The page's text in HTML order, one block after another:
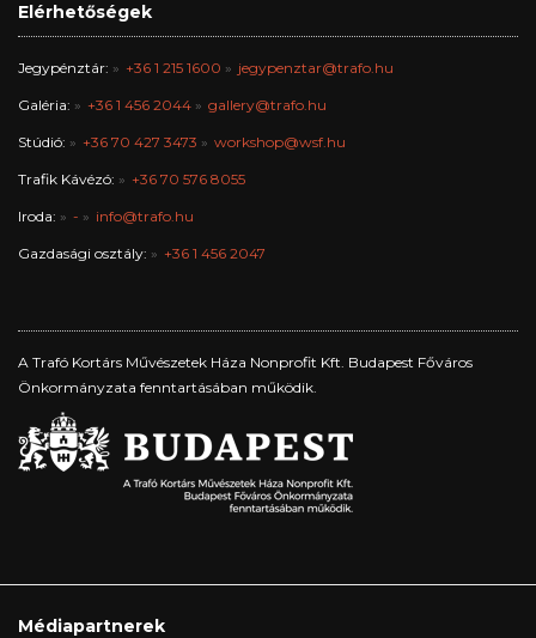
Elérhetőségek
Jegypénztár: +36 1 215 1600 jegypenztar@trafo.hu
Galéria: +36 1 456 2044 gallery@trafo.hu
Stúdió: +36 70 427 3473 workshop@wsf.hu
Trafik Kávézó: +36 70 576 8055
Iroda: - info@trafo.hu
Gazdasági osztály: +36 1 456 2047
A Trafó Kortárs Művészetek Háza Nonprofit Kft. Budapest Főváros
Önkormányzata fenntartásában működik.
Médiapartnerek